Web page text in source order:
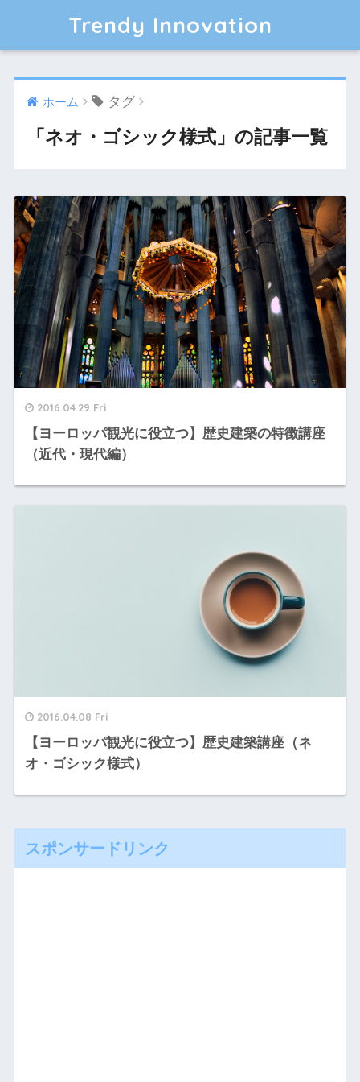
Trendy Innovation
ホーム タグ
「ネオ・ゴシック様式」の記事一覧
2016.04.29 Fri
【ヨーロッパ観光に役立つ】歴史建築の特徴講座
（近代・現代編）
2016.04.08 Fri
【ヨーロッパ観光に役立つ】歴史建築講座（ネ
オ・ゴシック様式）
スポンサードリンク